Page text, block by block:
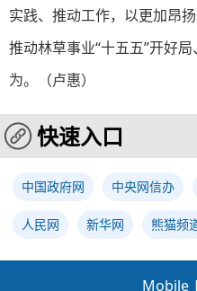
实践、推动工作，以更加昂
推动林草事业“十五五”开好
为。（卢惠）
快速入口
中国政府网 中央网信办
人民网 新华网 熊猫频
Mobile |